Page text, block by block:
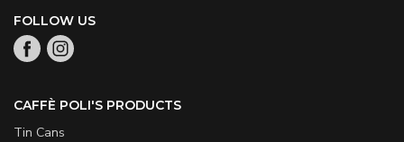
FOLLOW US
CAFFÈ POLI'S PRODUCTS
Tin Cans